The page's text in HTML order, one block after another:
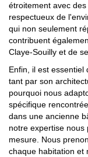
étroitement avec
respectueux de
qui non seulement
contribuent
Claye-Souilly et de
Enfin, il est
tant par son
pourquoi nous
spécifique
dans une ancienne
notre expertise
mesure. Nous
chaque habitation et